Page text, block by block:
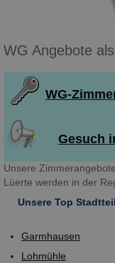
WG Angebote
WG-
Gesuch
Unsere
Lüerte werden in der
Unsere Top
Garmhausen
Lohmühle